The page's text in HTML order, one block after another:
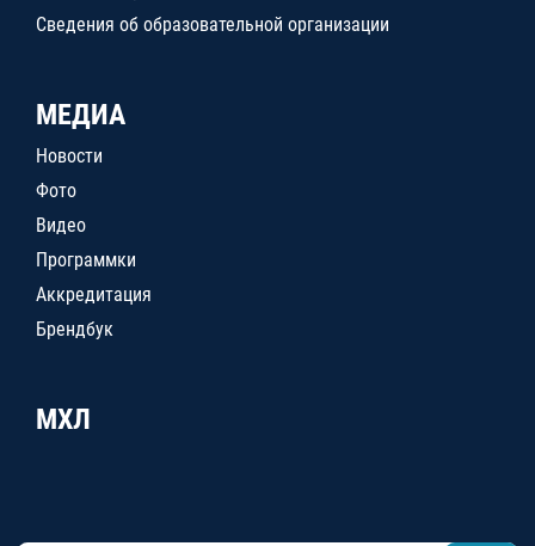
Сведения об образовательной организации
МЕДИА
Новости
Фото
Видео
Программки
Аккредитация
Брендбук
МХЛ